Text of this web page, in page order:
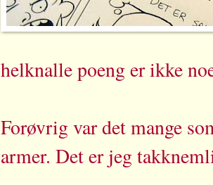
helknalle poeng er ikke
Forøvrig var det mange
armer. Det er jeg